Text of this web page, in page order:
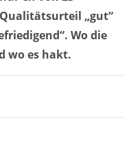
„gut“
Wo die
wo es hakt.